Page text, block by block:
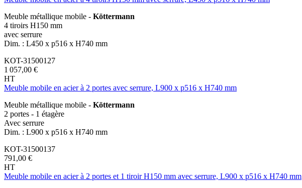
Meuble métallique mobile - Köttermann
4 tiroirs H150 mm
avec serrure
Dim. : L450 x p516 x H740 mm
KOT-31500127
1 057,00 €
HT
Meuble mobile en acier à 2 portes avec serrure, L900 x p516 x H740 mm
Meuble métallique mobile - Köttermann
2 portes - 1 étagère
Avec serrure
Dim. : L900 x p516 x H740 mm
KOT-31500137
791,00 €
HT
Meuble mobile en acier à 2 portes et 1 tiroir H150 mm avec serrure, L900 x p516 x H740 mm